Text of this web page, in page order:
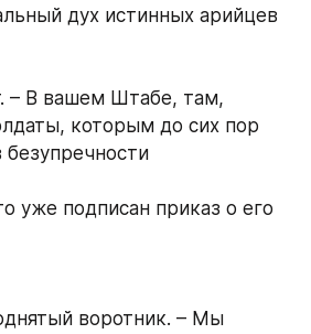
дух истинных арийцев
– В вашем Штабе, там,
которым до сих пор
безупречности
уже подписан приказ о его
воротник. – Мы